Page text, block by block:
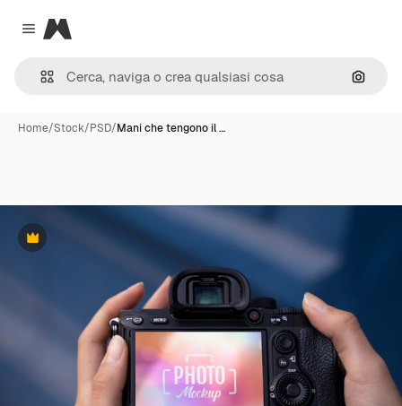
Close menu
Magnific
Cerca
Home/Stock/PSD/Mani che tengono il …
Premium